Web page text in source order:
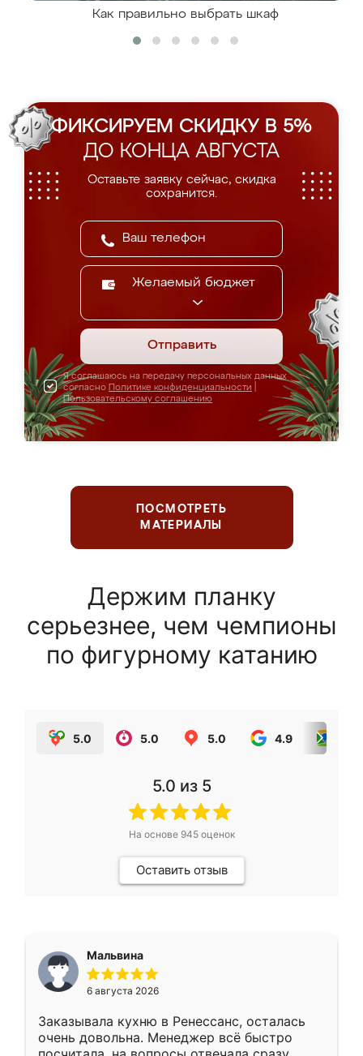
Как правильно выбрать шкаф
ФИКСИРУЕМ СКИДКУ В 5%
ДО КОНЦА АВГУСТА
Оставьте заявку сейчас, скидка
сохранится.
Желаемый бюджет
Отправить
Я соглашаюсь на передачу персональных данных
согласно Политике конфиденциальности
Пользовательскому соглашению
ПОСМОТРЕТЬ
МАТЕРИАЛЫ
Держим планку
серьезнее, чем чемпионы
по фигурному катанию
5.0 5.0 5.0 4.9
5.0 из 5
На основе 945оценок
Оставить отзыв
Мальвина
6 августа 2026
Заказывала кухню в Ренессанс, осталась
очень довольна. Менеджер всё быстро